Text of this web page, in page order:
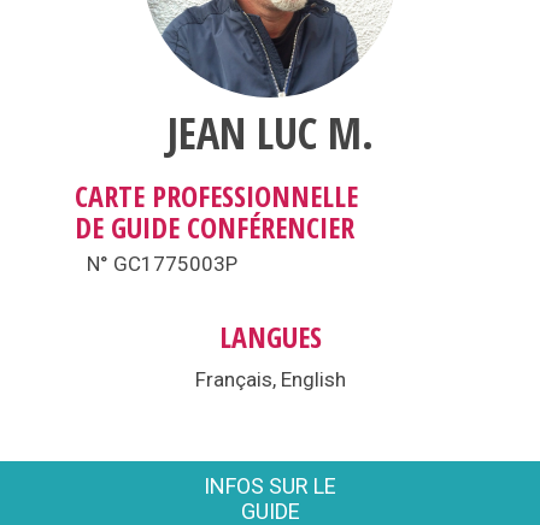
JEAN LUC M.
CARTE PROFESSIONNELLE
DE GUIDE CONFÉRENCIER
N° GC1775003P
LANGUES
Français, English
INFOS SUR LE
GUIDE